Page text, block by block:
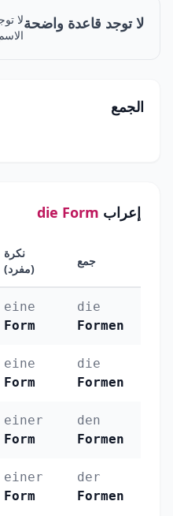
لا توجد قاعدة واضحةلا
الجمع
إعراب die Form
نكرة
(مفرد)
جمع
eine
Form
die
Formen
eine
Form
die
Formen
einer
Form
den
Formen
einer
Form
der
Formen